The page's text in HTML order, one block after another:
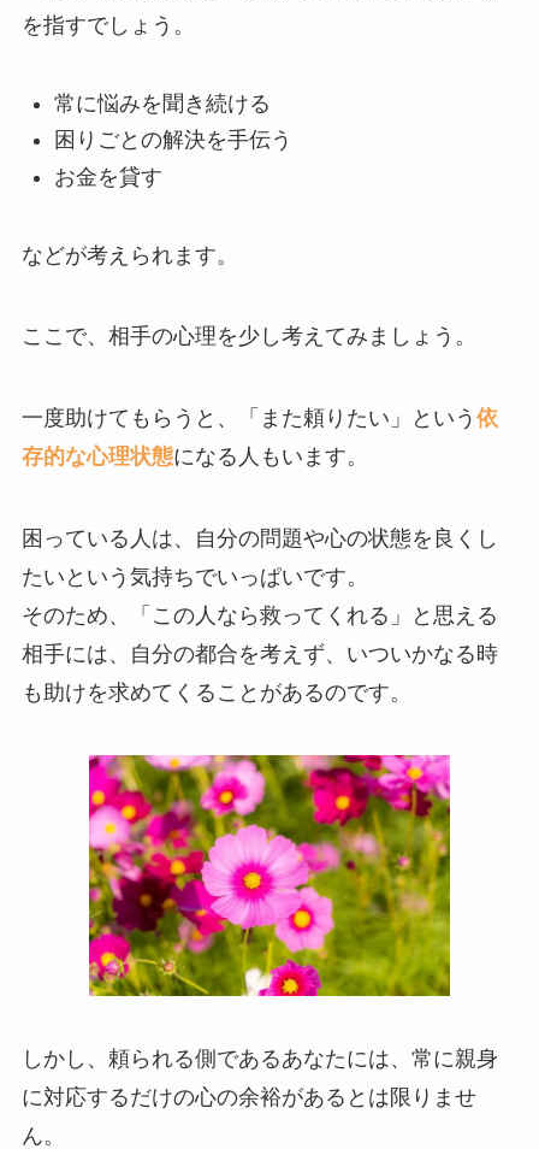
を指すでしょう。
常に悩みを聞き続ける
困りごとの解決を手伝う
お金を貸す
などが考えられます。
ここで、相手の心理を少し考えてみましょう。
一度助けてもらうと、「また頼りたい」という 依
存的な心理状態になる人もいます。
困っている人は、自分の問題や心の状態を良くし
たいという気持ちでいっぱいです。
そのため、「この人なら救ってくれる」と思える
相手には、自分の都合を考えず、いついかなる時
も助けを求めてくることがあるのです。
しかし、頼られる側であるあなたには、常に親身
に対応するだけの心の余裕があるとは限りませ
ん。